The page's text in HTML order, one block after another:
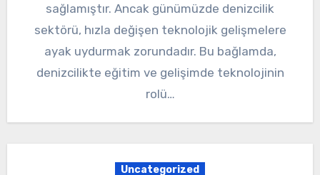
sağlamıştır. Ancak günümüzde denizcilik
sektörü, hızla değişen teknolojik gelişmelere
ayak uydurmak zorundadır. Bu bağlamda,
denizcilikte eğitim ve gelişimde teknolojinin
rolü…
Uncategorized